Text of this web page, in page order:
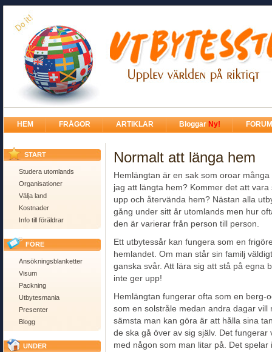
HEM FRÅGOR ARTIKLAR BloggarNy! FORUM
START
Studera utomlands
Organisationer
Välja land
Kostnader
Info till föräldrar
FÖRE
Ansökningsblanketter
Visum
Packning
Utbytesmania
Presenter
Blogg
UNDER
Normalt att länga hem
Hemlängtan är en sak som oroar
jag att längta hem? Kommer det att
upp och återvända hem? Nästan alla
gång under sitt år utomlands men hur
den är varierar från person till person.
Ett utbytessår kan fungera som en
hemlandet. Om man står sin familj
ganska svår. Att lära sig att stå på egna
inte ger upp!
Hemlängtan fungerar ofta som en berg-
som en solstråle medan andra dagar
sämsta man kan göra är att hålla sina
de ska gå över av sig själv. Det
med någon som man litar på. Det